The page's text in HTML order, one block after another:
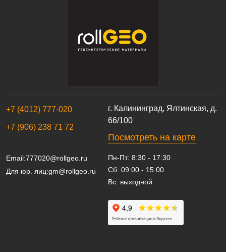
г. Калининград, Ялтинская, д.
66/100
Посмотреть на карте
+7 (4012) 777-020
+7 (906) 238 71 72
Email:777020@rollgeo.ru
Для юр. лиц:gm@rollgeo.ru
Пн-Пт: 8:30 - 17:30
Сб: 09:00 - 15:00
Вс: выходной